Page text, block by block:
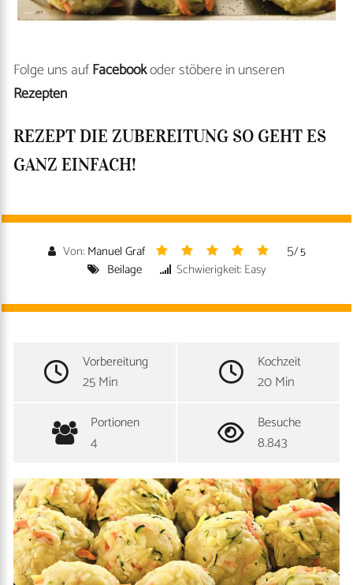
Folge uns aufFacebookoder stöbere in unseren
Rezepten
REZEPT DIE ZUBEREITUNG SO GEHT ES
GANZ EINFACH!
Von: Manuel Graf 5/ 5
Beilage Schwierigkeit: Easy
Vorbereitung
25 Min
Kochzeit
20 Min
Portionen
4
Besuche
8.843